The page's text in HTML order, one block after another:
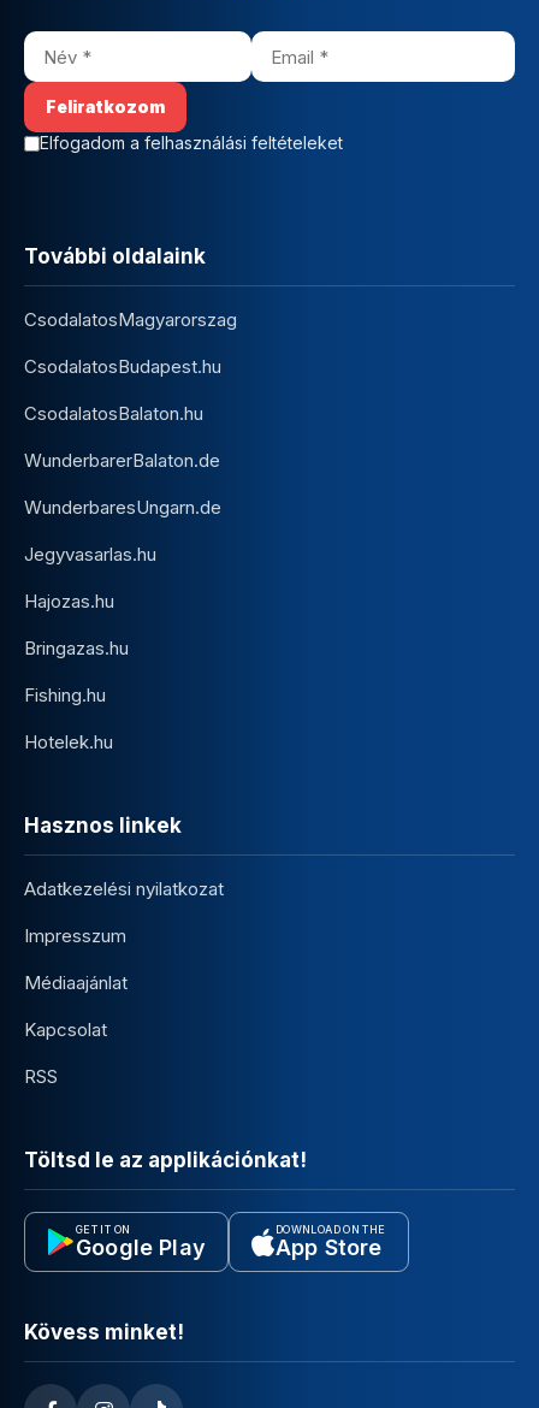
Elfogadom a felhasználási feltételeket
További oldalaink
CsodalatosMagyarorszag
CsodalatosBudapest.hu
CsodalatosBalaton.hu
WunderbarerBalaton.de
WunderbaresUngarn.de
Jegyvasarlas.hu
Hajozas.hu
Bringazas.hu
Fishing.hu
Hotelek.hu
Hasznos linkek
Adatkezelési nyilatkozat
Impresszum
Médiaajánlat
Kapcsolat
RSS
Töltsd le az applikációnkat!
GET IT ON
Google Play
DOWNLOAD ON THE
App Store
Kövess minket!